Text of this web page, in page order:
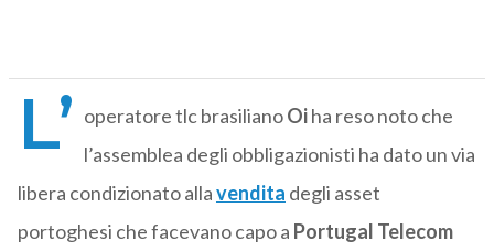
L’ operatore tlc brasilianoOiha reso noto che
l’assemblea degli obbligazionisti ha dato un via
libera condizionato allavendita degli asset
portoghesi che facevano capo a Portugal Telecom